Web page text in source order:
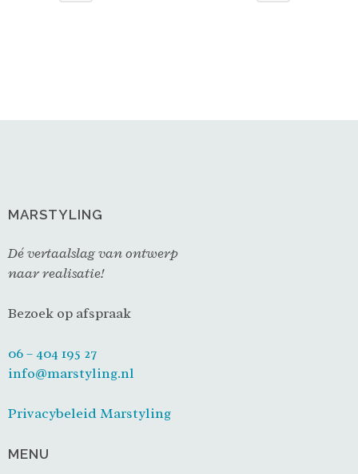
MARSTYLING
Dé vertaalslag van ontwerp
naar realisatie!
Bezoek op afspraak
06 – 404 195 27
info@marstyling.nl
Privacybeleid Marstyling
MENU